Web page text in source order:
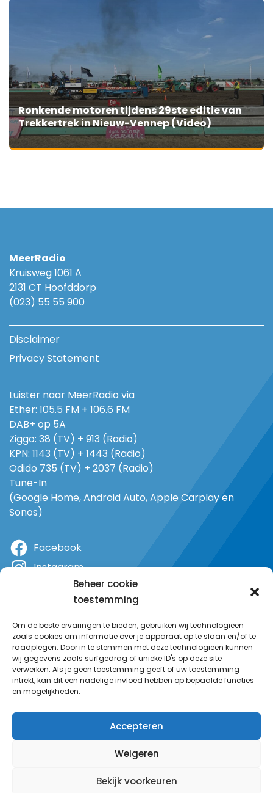
Beheer cookie
toestemming
Om de beste ervaringen te bieden, gebruiken wij technologieën
zoals cookies om informatie over je apparaat op te slaan en/of te
raadplegen. Door in te stemmen met deze technologieën kunnen
wij gegevens zoals surfgedrag of unieke ID's op deze site
verwerken. Als je geen toestemming geeft of uw toestemming
intrekt, kan dit een nadelige invloed hebben op bepaalde functies
en mogelijkheden.
Accepteren
Weigeren
Bekijk voorkeuren
Ronkende motoren tijdens 29ste editie van
Trekkertrek in Nieuw-Vennep (Video)
MeerRadio
Kruisweg 1061 A
2131 CT Hoofddorp
(023) 55 55 900
Disclaimer
Privacy Statement
Luister naar MeerRadio via
Ether: 105.5 FM + 106.6 FM
DAB+ op 5A
Ziggo: 38 (TV) + 913 (Radio)
KPN: 1143 (TV) + 1443 (Radio)
Odido 735 (TV) + 2037 (Radio)
Tune-In
(Google Home, Android Auto, Apple Carplay en
Sonos)
Facebook
Instagram
YouTube